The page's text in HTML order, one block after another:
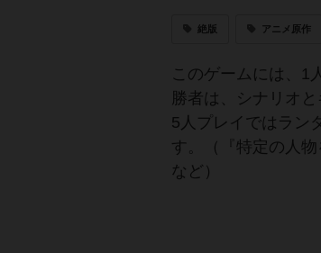
絶版 アニメ原作
このゲームには、1
勝者は、シナリオ
5人プレイではラン
す。（『特定の人
など）